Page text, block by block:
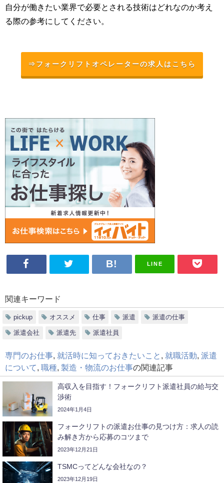
自分が働きたい業界で必要とされる技術はどれなのか考え
る際の参考にしてください。
⇒フォークリフトオペレーターの求人はこちら
LINE
関連キーワード
pickup オススメ 仕事 派遣 派遣の仕事
派遣会社 派遣先 派遣社員
専門のお仕事 就活時に知っておきたいこと 就職活動 派遣
について
職種 製造・物流のお仕事の関連記事
高収入を目指す！フォークリフト派遣社員の給与交
渉術
2024年1月4日
フォークリフトの派遣お仕事の見つけ方：求人の読
み解き方から応募のコツまで
2023年12月21日
TSMCってどんな会社なの？
2023年12月19日